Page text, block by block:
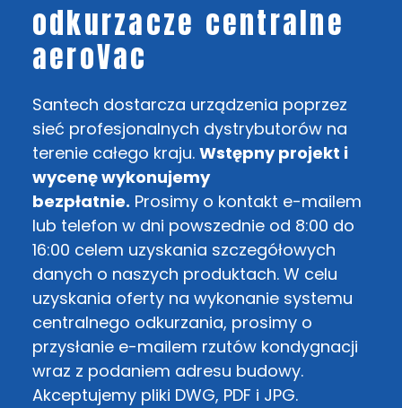
odkurzacze centralne
aeroVac
Santech dostarcza urządzenia poprzez
sieć profesjonalnych dystrybutorów na
terenie całego kraju. Wstępny projekt i
wycenę wykonujemy
bezpłatnie. Prosimy o kontakt e-mailem
lub telefon w dni powszednie od 8:00 do
16:00 celem uzyskania szczegółowych
danych o naszych produktach. W celu
uzyskania oferty na wykonanie systemu
centralnego odkurzania, prosimy o
przysłanie e-mailem rzutów kondygnacji
wraz z podaniem adresu budowy.
Akceptujemy pliki DWG, PDF i JPG.